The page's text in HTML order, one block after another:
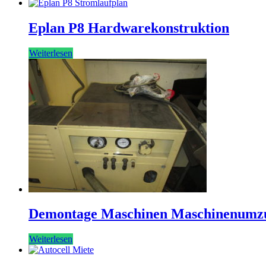
Eplan P8 Hardwarekonstruktion
Weiterlesen
Demontage Maschinen
Weiterlesen